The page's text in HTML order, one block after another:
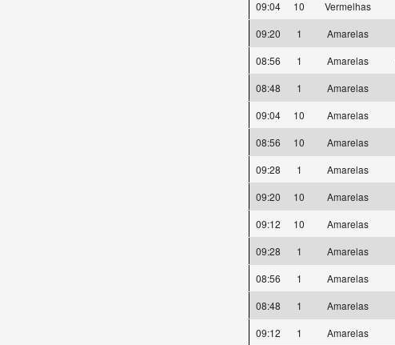
09:04
10 Vermelhas
09:20
1 Amarelas
08:56
1 Amarelas
08:48
1 Amarelas
09:04
10 Amarelas
08:56
10 Amarelas
09:28
1 Amarelas
09:20
10 Amarelas
09:12
10 Amarelas
09:28
1 Amarelas
08:56
1 Amarelas
08:48
1 Amarelas
09:12
1 Amarelas